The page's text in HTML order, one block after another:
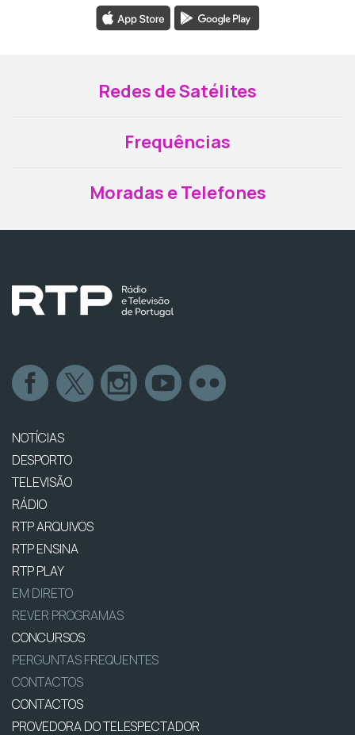
Redes de Satélites
Frequências
Moradas e Telefones
NOTÍCIAS
DESPORTO
TELEVISÃO
RÁDIO
RTP ARQUIVOS
RTP ENSINA
RTP PLAY
EM DIRETO
REVER PROGRAMAS
CONCURSOS
PERGUNTAS FREQUENTES
CONTACTOS
CONTACTOS
PROVEDORA DO TELESPECTADOR